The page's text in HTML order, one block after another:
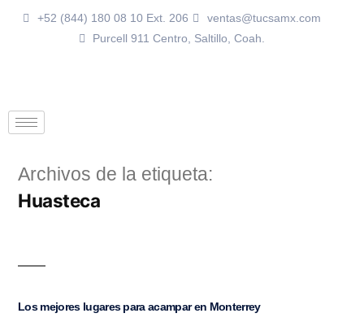
+52 (844) 180 08 10 Ext. 206
ventas@tucsamx.com
Purcell 911 Centro, Saltillo, Coah.
Archivos de la etiqueta:
Huasteca
Los mejores lugares para acampar en Monterrey